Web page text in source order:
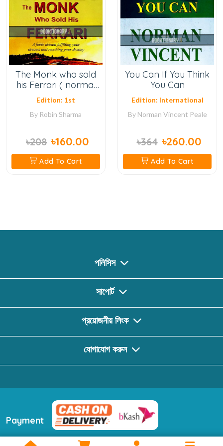
The Monk who sold
his Ferrari ( normal
quality )
Edition: 1st
By Robin Sharma
৳208 ৳160.00
Add To Cart
You Can If You Think
You Can
Edition: International
By Norman Vincent Peale
৳364 ৳260.00
Add To Cart
পলিসিস
সাপোর্ট
প্রয়োজনীয় লিংক
যোগাযোগ করুন
Payment